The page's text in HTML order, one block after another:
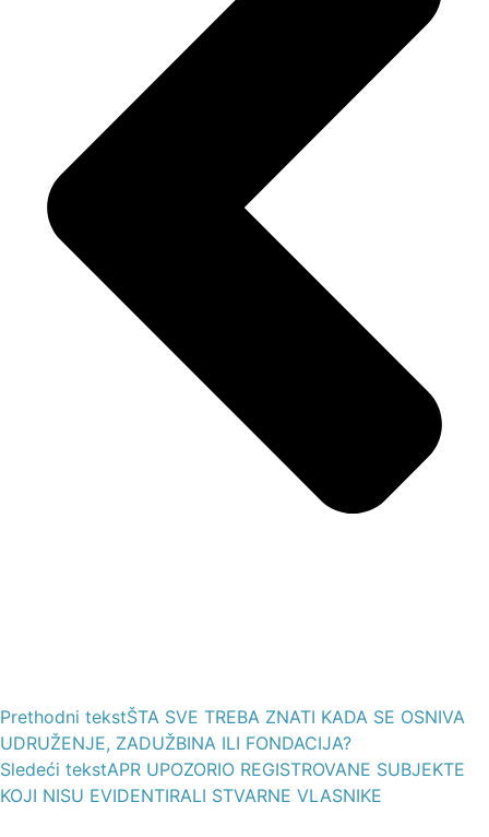
Prethodni tekstŠTA SVE TREBA ZNATI KADA SE OSNIVA
UDRUŽENJE, ZADUŽBINA ILI FONDACIJA?
Sledeći tekstAPR UPOZORIO REGISTROVANE SUBJEKTE
KOJI NISU EVIDENTIRALI STVARNE VLASNIKE